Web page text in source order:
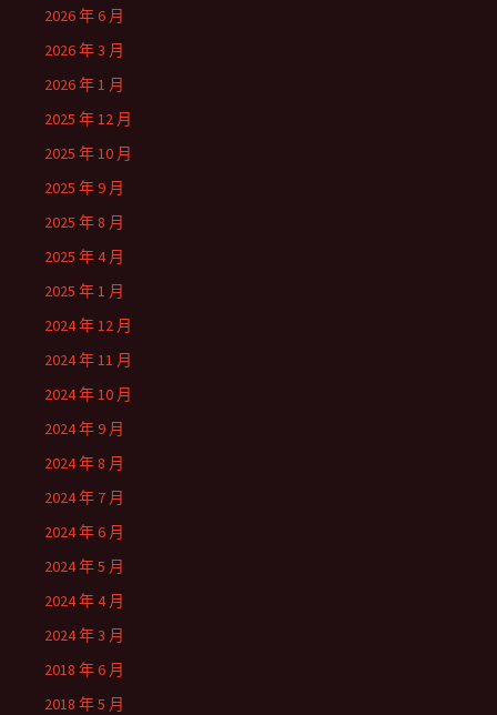
2026 年 6 月
2026 年 3 月
2026 年 1 月
2025 年 12 月
2025 年 10 月
2025 年 9 月
2025 年 8 月
2025 年 4 月
2025 年 1 月
2024 年 12 月
2024 年 11 月
2024 年 10 月
2024 年 9 月
2024 年 8 月
2024 年 7 月
2024 年 6 月
2024 年 5 月
2024 年 4 月
2024 年 3 月
2018 年 6 月
2018 年 5 月